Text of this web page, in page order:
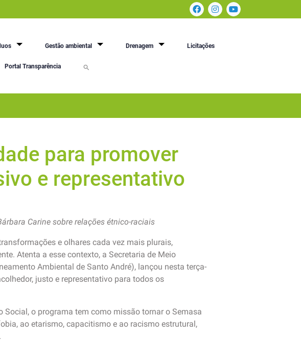
Gestão ambiental Drenagem Licitações
Portal Transparência
para promover
e representativo
Carine sobre relações étnico-raciais
e olhares cada vez mais plurais,
Atenta a esse contexto, a Secretaria de Meio
Ambiental de Santo André), lançou nesta terça-
justo e representativo para todos os
Social, o programa tem como missão tornar o Semasa
ao etarismo, capacitismo e ao racismo estrutural,